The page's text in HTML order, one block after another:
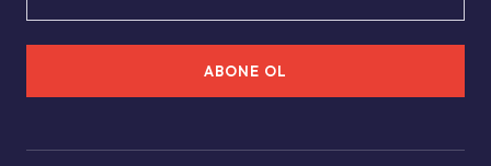
ABONE OL